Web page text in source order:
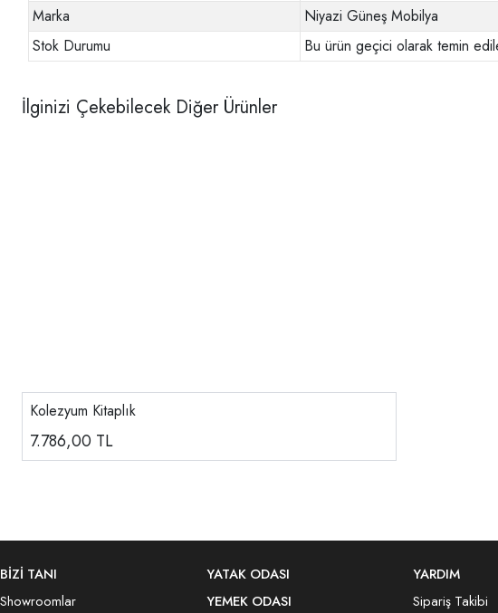
Marka
Niyazi Güneş Mobilya
Stok Durumu
Bu ürün geçici olarak temin
İlginizi Çekebilecek Diğer Ürünler
Kolezyum Kitaplık
7.786,00 TL
BİZİ TANI
Showroomlar
YATAK ODASI
YEMEK ODASI
YARDIM
Sipariş Takibi